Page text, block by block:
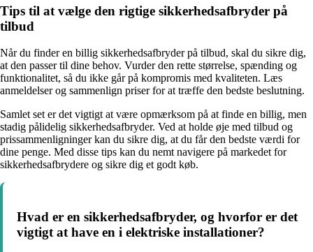
Tips til at vælge den rigtige sikkerhedsafbryder på
tilbud
Når du finder en billig sikkerhedsafbryder på tilbud, skal du sikre dig,
at den passer til dine behov. Vurder den rette størrelse, spænding og
funktionalitet, så du ikke går på kompromis med kvaliteten. Læs
anmeldelser og sammenlign priser for at træffe den bedste beslutning.
Samlet set er det vigtigt at være opmærksom på at finde en billig, men
stadig pålidelig sikkerhedsafbryder. Ved at holde øje med tilbud og
prissammenligninger kan du sikre dig, at du får den bedste værdi for
dine penge. Med disse tips kan du nemt navigere på markedet for
sikkerhedsafbrydere og sikre dig et godt køb.
Hvad er en sikkerhedsafbryder, og hvorfor er det
vigtigt at have en i elektriske installationer?